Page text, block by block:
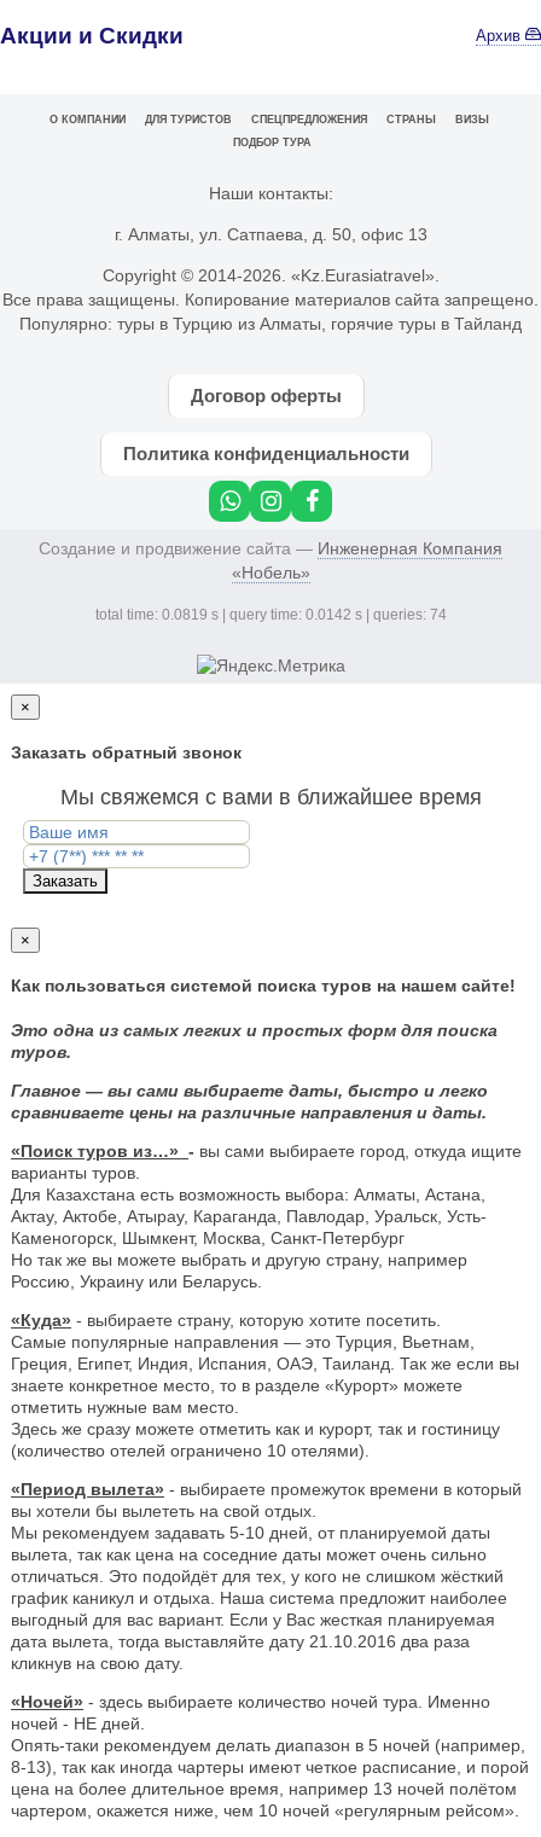
Акции и Скидки Архив
О КОМПАНИИ ДЛЯ ТУРИСТОВ СПЕЦПРЕДЛОЖЕНИЯ СТРАНЫ
ВИЗЫ
ПОДБОР ТУРА
Наши контакты:
г. Алматы, ул. Сатпаева, д. 50, офис 13
Copyright © 2014-2026. «Kz.Eurasiatravel».
Все права защищены. Копирование материалов сайта запрещено.
Популярно: туры в Турцию из Алматы горячие туры в Тайланд
Договор оферты
Политика конфиденциальности
Создание и продвижение сайта — Инженерная Компания
«Нобель»
total time: 0.0819 s | query time: 0.0142 s | queries: 74
×
Заказать обратный звонок
Мы свяжемся с вами в ближайшее время
Заказать
×
Как пользоваться системой поиска туров на нашем сайте!
Это одна из самых легких и простых форм для поиска
туров.
Главное — вы сами выбираете даты, быстро и легко
сравниваете цены на различные направления и даты.
«Поиск туров из…» - вы сами выбираете город, откуда ищите
варианты туров.
Для Казахстана есть возможность выбора: Алматы, Астана,
Актау, Актобе, Атырау, Караганда, Павлодар, Уральск, Усть-
Каменогорск, Шымкент, Москва, Санкт-Петербург
Но так же вы можете выбрать и другую страну, например
Россию, Украину или Беларусь.
«Куда» - выбираете страну, которую хотите посетить.
Самые популярные направления — это Турция, Вьетнам,
Греция, Египет, Индия, Испания, ОАЭ, Таиланд. Так же если вы
знаете конкретное место, то в разделе «Курорт» можете
отметить нужные вам место.
Здесь же сразу можете отметить как и курорт, так и гостиницу
(количество отелей ограничено 10 отелями).
«Период вылета» - выбираете промежуток времени в который
вы хотели бы вылететь на свой отдых.
Мы рекомендуем задавать 5-10 дней, от планируемой даты
вылета, так как цена на соседние даты может очень сильно
отличаться. Это подойдёт для тех, у кого не слишком жёсткий
график каникул и отдыха. Наша система предложит наиболее
выгодный для вас вариант. Если у Вас жесткая планируемая
дата вылета, тогда выставляйте дату 21.10.2016 два раза
кликнув на свою дату.
«Ночей» - здесь выбираете количество ночей тура. Именно
ночей - НЕ дней.
Опять-таки рекомендуем делать диапазон в 5 ночей (например,
8-13), так как иногда чартеры имеют четкое расписание, и порой
цена на более длительное время, например 13 ночей полётом
чартером, окажется ниже, чем 10 ночей «регулярным рейсом».